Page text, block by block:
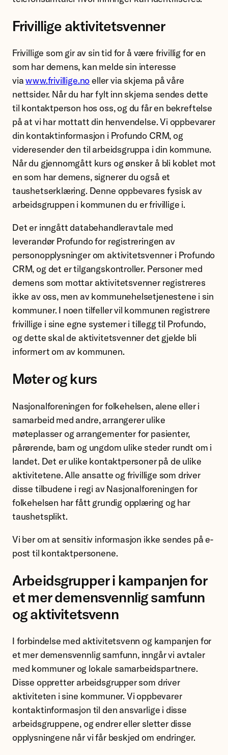
Frivillige aktivitetsvenner
Frivillige som gir av sin tid for å være frivillig for en
som har demens, kan melde sin interesse
viawww.frivillige.no eller via skjema på våre
nettsider. Når du har fylt inn skjema sendes dette
til kontaktperson hos oss, og du får en bekreftelse
på at vi har mottatt din henvendelse. Vi oppbevarer
din kontaktinformasjon i Profundo CRM, og
videresender den til arbeidsgruppa i din kommune.
Når du gjennomgått kurs og ønsker å bli koblet mot
en som har demens, signerer du også et
taushetserklæring. Denne oppbevares fysisk av
arbeidsgruppen i kommunen du er frivillige i.
Det er inngått databehandleravtale med
leverandør Profundo for registreringen av
personopplysninger om aktivitetsvenner i Profundo
CRM, og det er tilgangskontroller. Personer med
demens som mottar aktivitetsvenner registreres
ikke av oss, men av kommunehelsetjenestene i sin
kommuner. I noen tilfeller vil kommunen registrere
frivillige i sine egne systemer i tillegg til Profundo,
og dette skal de aktivitetsvenner det gjelde bli
informert om av kommunen.
Møter og kurs
Nasjonalforeningen for folkehelsen, alene eller i
samarbeid med andre, arrangerer ulike
møteplasser og arrangementer for pasienter,
pårørende, barn og ungdom ulike steder rundt om i
landet. Det er ulike kontaktpersoner på de ulike
aktivitetene. Alle ansatte og frivillige som driver
disse tilbudene i regi av Nasjonalforeningen for
folkehelsen har fått grundig opplæring og har
taushetsplikt.
Vi ber om at sensitiv informasjon ikke sendes på e-
post til kontaktpersonene.
Arbeidsgrupper i kampanjen for
et mer demensvennlig samfunn
og aktivitetsvenn
I forbindelse med aktivitetsvenn og kampanjen for
et mer demensvennlig samfunn, inngår vi avtaler
med kommuner og lokale samarbeidspartnere.
Disse oppretter arbeidsgrupper som driver
aktiviteten i sine kommuner. Vi oppbevarer
kontaktinformasjon til den ansvarlige i disse
arbeidsgruppene, og endrer eller sletter disse
opplysningene når vi får beskjed om endringer.